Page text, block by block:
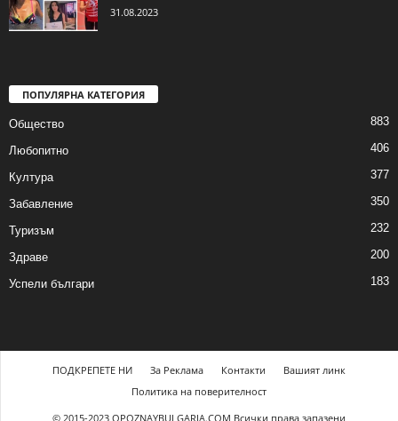
31.08.2023
ПОПУЛЯРНА КАТЕГОРИЯ
Общество 883
Любопитно 406
Култура 377
Забавление 350
Туризъм 232
Здраве 200
Успели българи 183
ПОДКРЕПЕТЕ НИ За Реклама Контакти
Вашият линк
Политика на поверителност
© 2015-2023 OPOZNAYBULGARIA.COM Всички права запазени